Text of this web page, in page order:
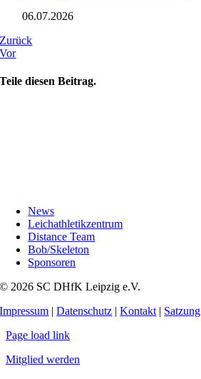
06.07.2026
Zurück
Vor
Teile diesen Beitrag.
News
Leichathletikzentrum
Distance Team
Bob/Skeleton
Sponsoren
© 2026 SC DHfK Leipzig e.V.
Impressum |Datenschutz |Kontakt | Satzung
Page load link
Mitglied werden